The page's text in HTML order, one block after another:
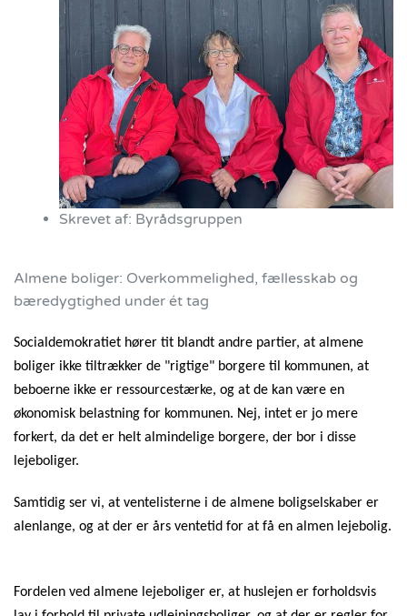
Skrevet af: Byrådsgruppen
Almene boliger: Overkommelighed, fællesskab og
bæredygtighed under ét tag
Socialdemokratiet hører tit blandt andre partier, at almene
boliger ikke tiltrækker de "rigtige" borgere til kommunen, at
beboerne ikke er ressourcestærke, og at de kan være en
økonomisk belastning for kommunen. Nej, intet er jo mere
forkert, da det er helt almindelige borgere, der bor i disse
lejeboliger.
Samtidig ser vi, at ventelisterne i de almene boligselskaber er
alenlange, og at der er års ventetid for at få en almen lejebolig.
Fordelen ved almene lejeboliger er, at huslejen er forholdsvis